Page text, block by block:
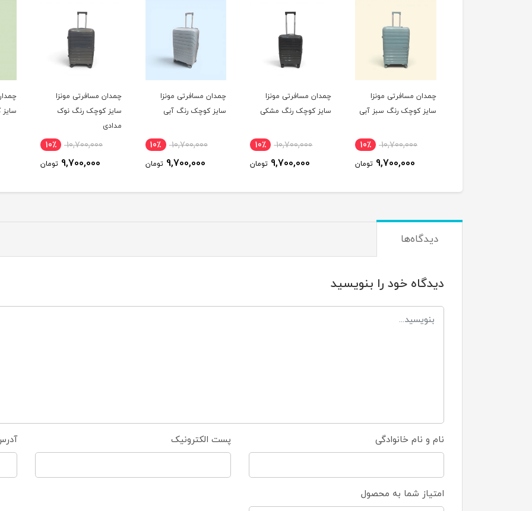
چمدان مسافرتی مونزا
سایز کوچک رنگ سبز آبی
10,700,000 10٪
9,700,000 تومان
چمدان مسافرتی مونزا
سایز کوچک رنگ مشکی
10,700,000 10٪
9,700,000 تومان
چمدان مسافرتی مونزا
سایز کوچک رنگ آبی
10,700,000 10٪
9,700,000 تومان
چمدان مسافرتی مونزا
سایز کوچک رنگ نوک
مدادی
10,700,000 10٪
9,700,000 تومان
دیدگاه‌ها
دیدگاه خود را بنویسید
نام و نام خانوادگی پست الکترونیک
امتیاز شما به محصول